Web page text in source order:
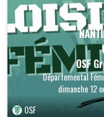
OSF
Départemental
dimanche 12
OSF